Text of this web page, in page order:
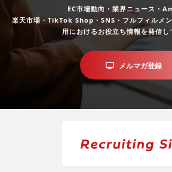
EC市場動向・業界ニュース・
楽天市場・TikTok Shop・SNS・フルフィルメン
用におけるお役立ち情報を発信し
メルマガ登録